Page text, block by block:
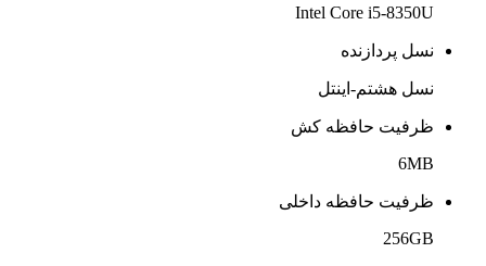
Intel Core i5-8350U
نسل پردازنده
نسل هشتم-اینتل
ظرفیت حافظه کش
6MB
ظرفیت حافظه داخلی
256GB